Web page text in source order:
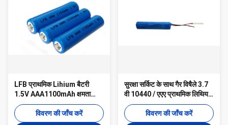
LFB प्राथमिक Lihium बैटरी
1.5V AAA1100mAh क्षमता
LiFeS2 FR03 / LR03 / L92 /
R03
विवरण की जाँच करें
सुरक्षा सर्किट के साथ गैर विषैले 3.7
वी 10440 / एएए प्राथमिक लिथियम
बैटरी
विवरण की जाँच करें